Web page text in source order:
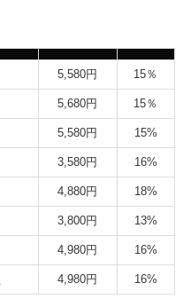
5,580円 15％
5,680円 15％
5,580円 15%
3,580円 16%
4,880円 18%
3,800円 13%
4,980円 16%
4,980円 16%